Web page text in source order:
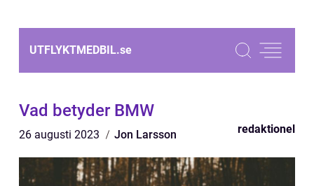
UTFLYKTMEDBIL.se
Vad betyder BMW
26 augusti 2023 Jon Larsson redaktionel